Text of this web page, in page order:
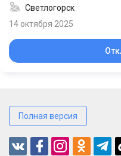
Светлогорск
14 октября 2025
Полная версия